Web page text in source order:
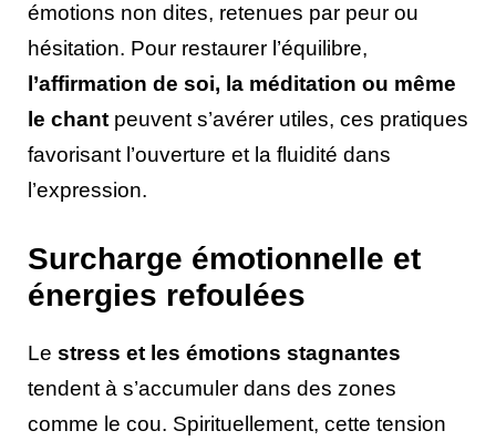
émotions non dites, retenues par peur ou
hésitation. Pour restaurer l’équilibre,
l’affirmation de soi, la méditation ou même
le chant peuvent s’avérer utiles, ces pratiques
favorisant l’ouverture et la fluidité dans
l’expression.
Surcharge émotionnelle et
énergies refoulées
Le stress et les émotions stagnantes
tendent à s’accumuler dans des zones
comme le cou. Spirituellement, cette tension